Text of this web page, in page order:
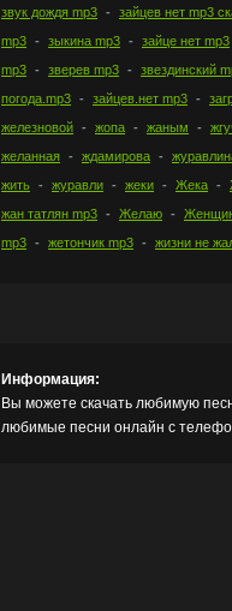
звук дождя mp3
зайцев нет mp3
mp3
зыкина mp3
зайце нет mp3
mp3
зверев mp3
звездинский
погода.mp3
зайцев.нет mp3
железновой
жопа жаным
желанная
ждамирова
жить
журавли жеки Жека
жан татлян mp3
Желаю
mp3
жетончик mp3 жизни не
Информация:
Вы можете скачать любимую
любимые песни онлайн с